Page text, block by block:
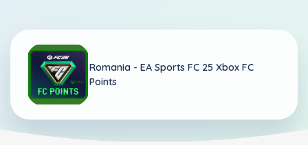
Romania -EA Sports FC 25 Xbox FC
Points